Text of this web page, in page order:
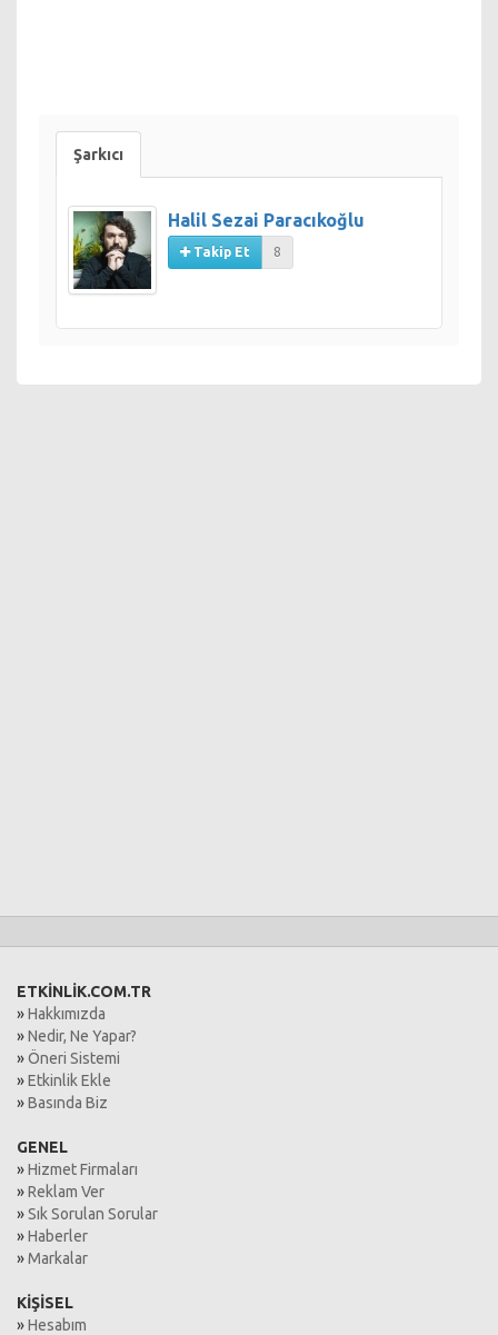
Şarkıcı
Halil Sezai Paracıkoğlu
Takip Et 8
ETKİNLİK.COM.TR
»Hakkımızda
»Nedir, Ne Yapar?
»Öneri Sistemi
»Etkinlik Ekle
»Basında Biz
GENEL
»Hizmet Firmaları
»Reklam Ver
»Sık Sorulan Sorular
»Haberler
»Markalar
KİŞİSEL
»Hesabım